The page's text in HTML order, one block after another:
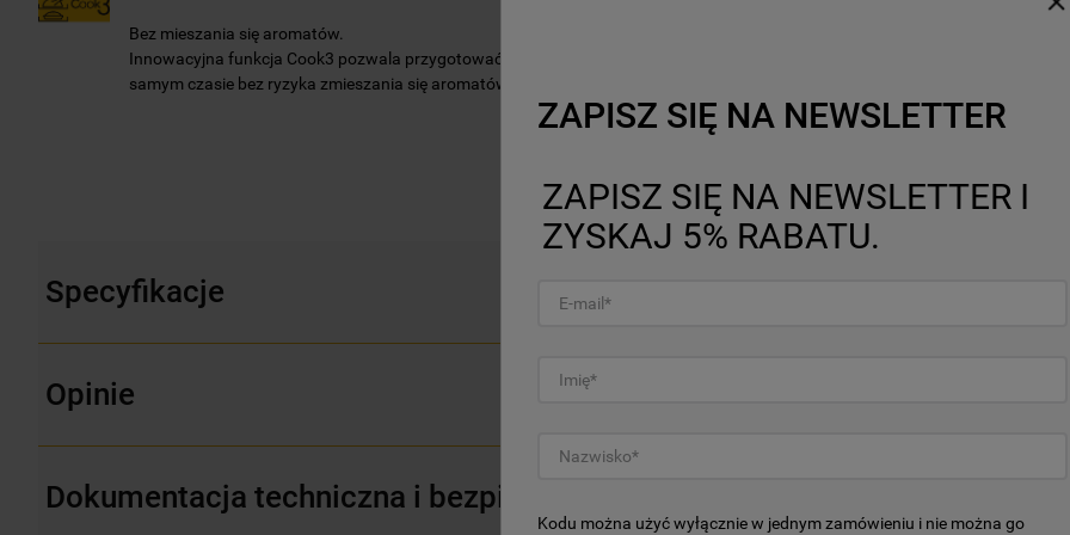
Bez mieszania się aromatów.
Innowacyjna funkcja Cook3 pozwala przygotować nawet trzy różne potrawy w tym
samym czasie bez ryzyka zmieszania się aromatów.
więcej
Specyfikacje
Opinie
Dokumentacja techniczna i bezpieczeństwa
ZAPISZ SIĘ NA NEWSLETTER
ZAPISZ SIĘ NA NEWSLETTER I
ZYSKAJ 5% RABATU.
Kodu można użyć wyłącznie w jednym zamówieniu i nie można go